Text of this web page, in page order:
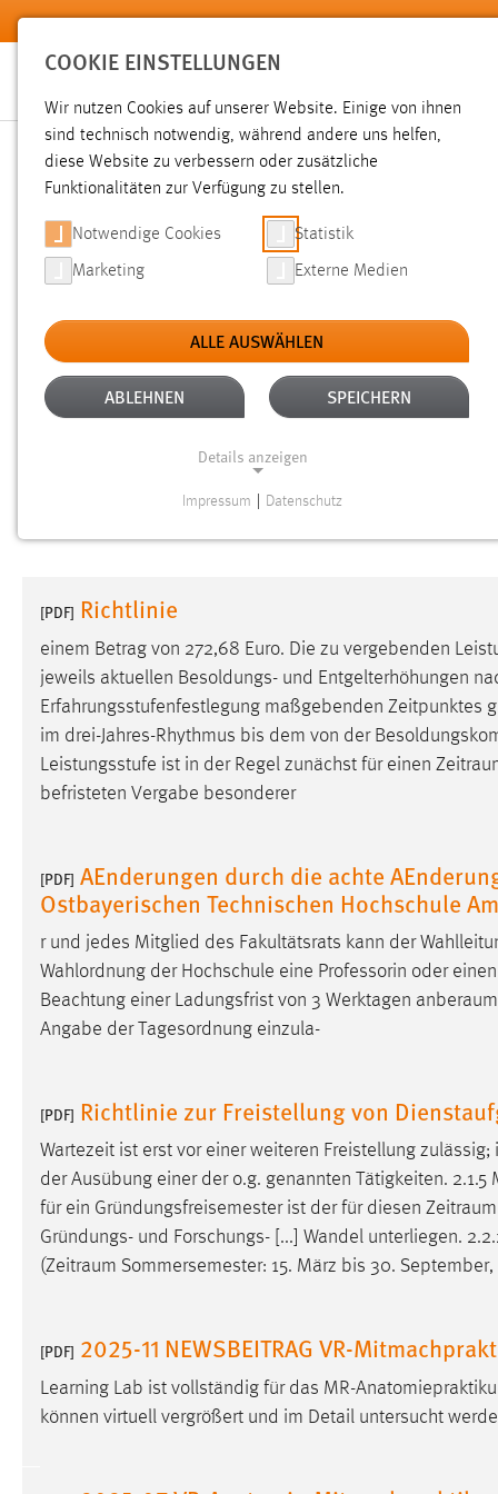
Zum Hauptinhalt springen
SUCHE
Aktive Filter: TYP: DATEIEN ALTER: 6 MONATE BIS 1
Gesucht nach "raum". Es wurden 59 Ergebnisse gefunden.
[PDF] Richtlinie
einem Betrag von 272,68 Euro. Die zu vergebenden
jeweils aktuellen Besoldungs- und Entgelterhöhungen
Erfahrungsstufenfestlegung maßgebenden Zeitpunktes
im drei-Jahres-Rhythmus bis dem von der
Leistungsstufe ist in der Regel zunächst für einen
befristeten Vergabe besonderer
[PDF] AEnderungen durch die achte
Ostbayerischen Technischen Hochschule
r und jedes Mitglied des Fakultätsrats kann der
Wahlordnung der Hochschule eine Professorin oder
Beachtung einer Ladungsfrist von 3 Werktagen
Angabe der Tagesordnung einzula-
[PDF] Richtlinie zur Freistellung von
Wartezeit ist erst vor einer weiteren Freistellung
der Ausübung einer der o.g. genannten Tätigkeiten.
für ein Gründungsfreisemester ist der für diesen Zeitraum
Gründungs- und Forschungs- [...] Wandel unterliegen.
(Zeitraum Sommersemester: 15. März bis 30.
[PDF] 2025-11 NEWSBEITRAG VR-
Learning Lab ist vollständig für das MR-
können virtuell vergrößert und im Detail untersucht
COOKIE EINSTELLUNGEN
Wir nutzen Cookies auf unserer Website. Einige von ihnen
sind technisch notwendig, während andere uns helfen,
diese Website zu verbessern oder zusätzliche
Funktionalitäten zur Verfügung zu stellen.
Notwendige Cookies Statistik
Marketing Externe Medien
ALLE AUSWÄHLEN
ABLEHNEN SPEICHERN
Details anzeigen
Website erforderlich.
Einverständnis
Name: cookie_consent
Zweck:
ausgewählten Einverständnis-Optionen
des Benutzers
Performance
Name: staticfilecache
Zweck:
Für performante Seitenauslieferung wird
in diesem Cookie gespeichert, ob man
eingeloggt ist.
Sprachpräferenz
Name: site-language-preference
Zweck:
Das Cookie speichert die gewählte
Sprache der Website.
Cookie Laufzeit:
Name:
mibew_locale, mibew-chat-frame-style-
5e9dbeb1811c0446
Impressum Datenschutz